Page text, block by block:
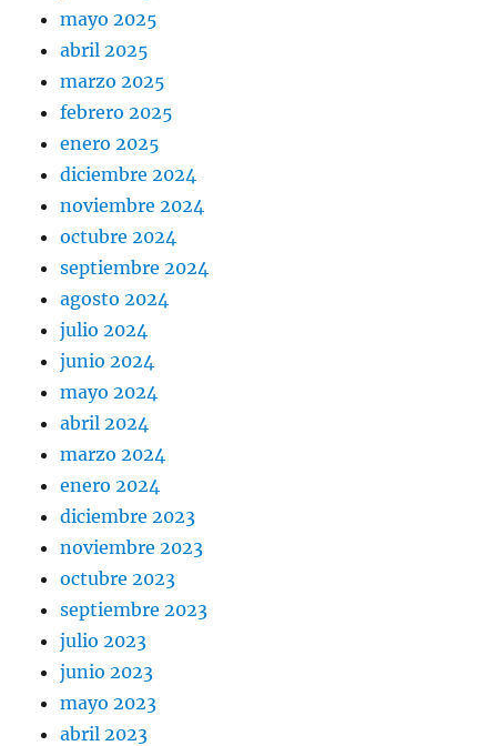
mayo 2025
abril 2025
marzo 2025
febrero 2025
enero 2025
diciembre 2024
noviembre 2024
octubre 2024
septiembre 2024
agosto 2024
julio 2024
junio 2024
mayo 2024
abril 2024
marzo 2024
enero 2024
diciembre 2023
noviembre 2023
octubre 2023
septiembre 2023
julio 2023
junio 2023
mayo 2023
abril 2023